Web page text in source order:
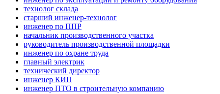
технолог склада
старший инженер-технолог
инженер по ППР
начальник производственного участка
руководитель производственной площадки
инженер по охране труда
главный электрик
технический директор
инженер КИП
инженер ПТО в строительную компанию